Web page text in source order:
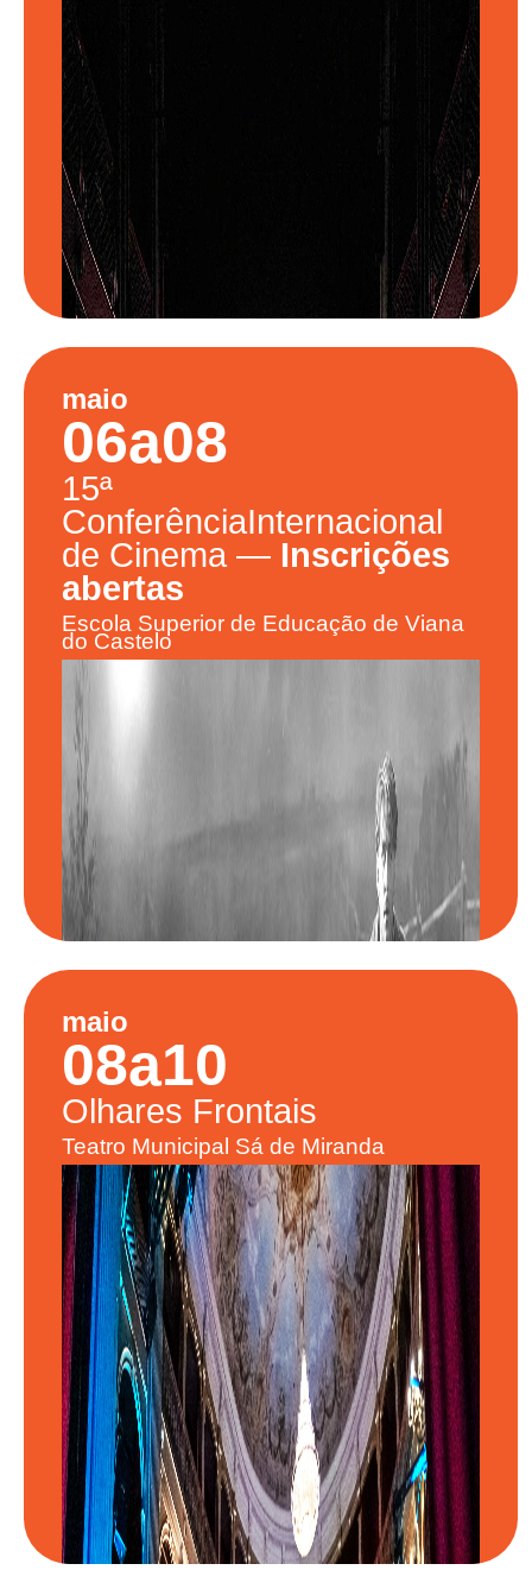
maio
06a08
15ª
ConferênciaInternacional
de Cinema — Inscrições
abertas
Escola Superior de Educação de Viana
do Castelo
maio
08a10
Olhares Frontais
Teatro Municipal Sá de Miranda